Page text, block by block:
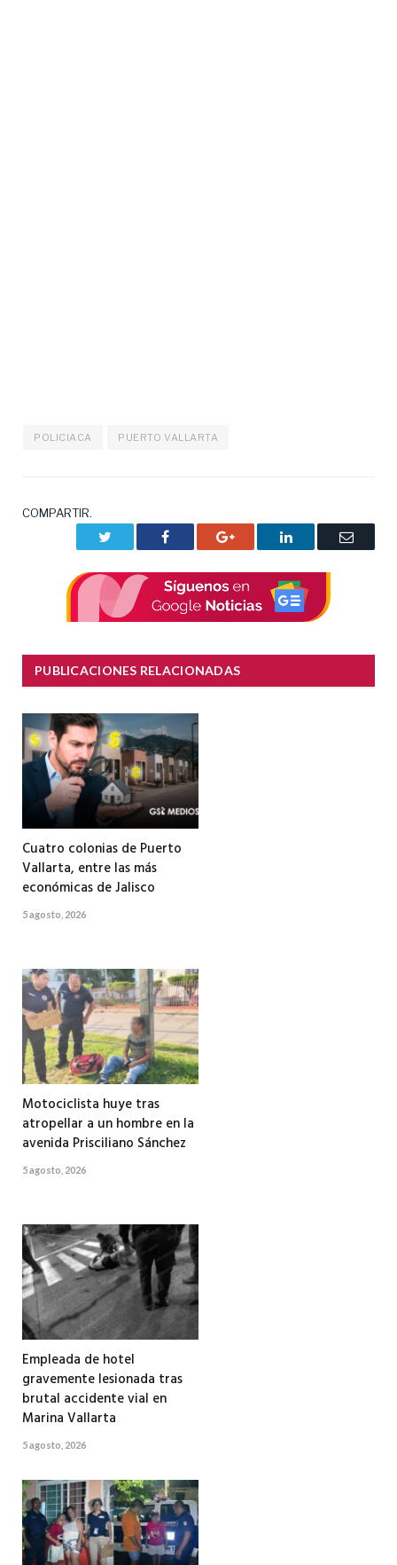
POLICIACA PUERTO VALLARTA
COMPARTIR.
Facebook Google+ LinkedIn
Correo
PUBLICACIONES RELACIONADAS
Cuatro colonias de Puerto
Vallarta, entre las más
económicas de Jalisco
5 agosto, 2026
Motociclista huye tras
atropellar a un hombre en la
avenida Prisciliano Sánchez
5 agosto, 2026
Empleada de hotel
gravemente lesionada tras
brutal accidente vial en
Marina Vallarta
5 agosto, 2026